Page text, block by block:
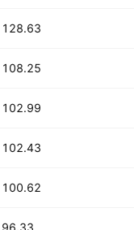
128.63 M
108.25 M
102.99 M
102.43 M
100.62 M
96.33 M